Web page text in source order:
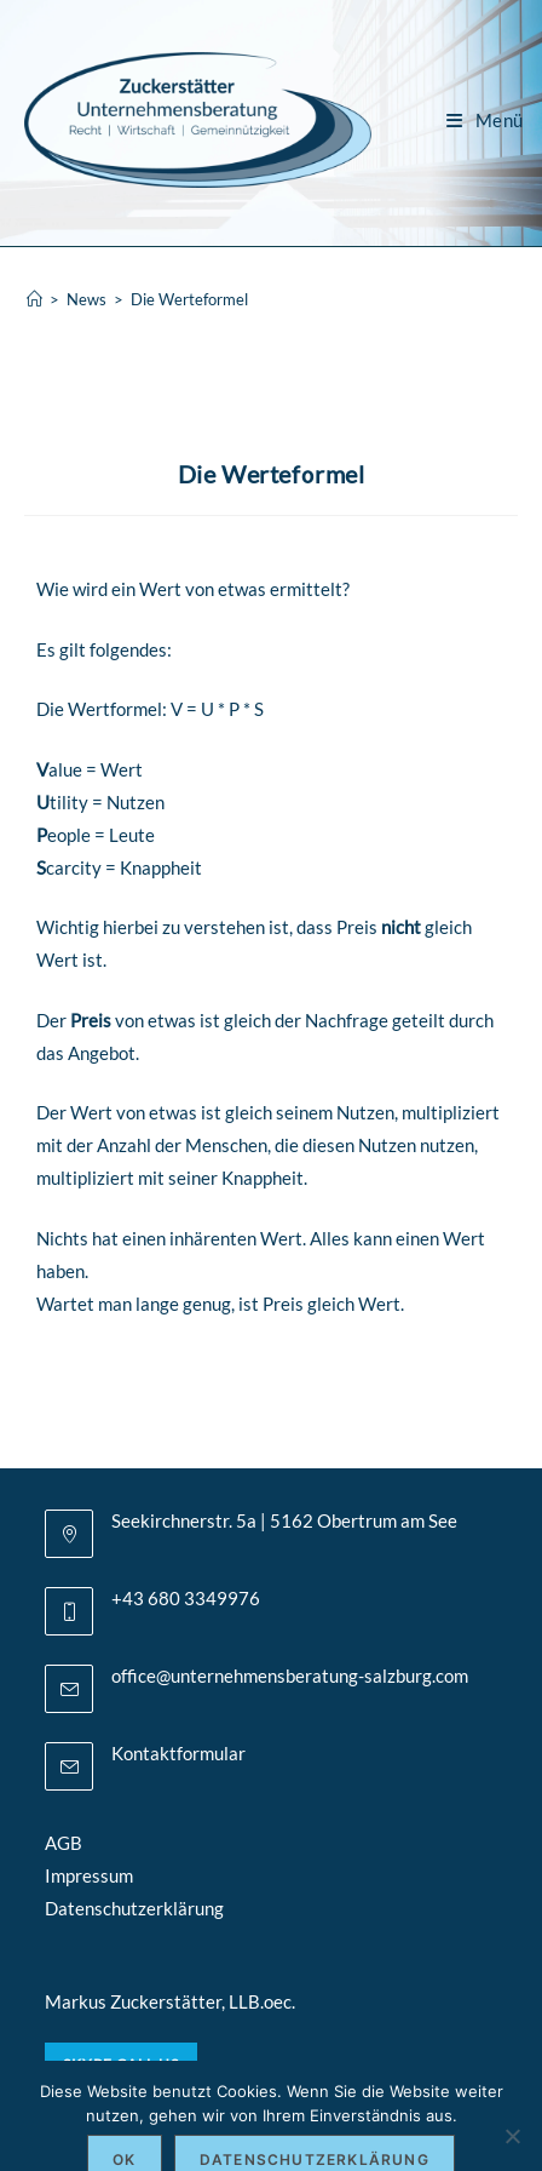
Menü
> News > Die Werteformel
Die Werteformel
Wie wird ein Wert von etwas ermittelt?
Es gilt folgendes:
Die Wertformel: V = U * P * S
Value = Wert
Utility = Nutzen
People = Leute
Scarcity = Knappheit
Wichtig hierbei zu verstehen ist, dass Preis nichtgleich
Wert ist.
Der Preisvon etwas ist gleich der Nachfrage geteilt durch
das Angebot.
Der Wert von etwas ist gleich seinem Nutzen, multipliziert
mit der Anzahl der Menschen, die diesen Nutzen nutzen,
multipliziert mit seiner Knappheit.
Nichts hat einen inhärenten Wert. Alles kann einen Wert
haben.
Wartet man lange genug, ist Preis gleich Wert.
Seekirchnerstr. 5a | 5162 Obertrum am See
+43 680 3349976
office@unternehmensberatung-salzburg.com
Kontaktformular
AGB
Impressum
Datenschutzerklärung
Markus Zuckerstätter, LLB.oec.
SKYPE CALL US
Diese Website benutzt Cookies. Wenn Sie die Website weiter
nutzen, gehen wir von Ihrem Einverständnis aus.
OK DATENSCHUTZERKLÄRUNG